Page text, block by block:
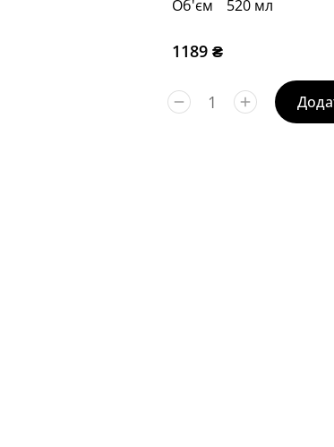
Об'єм 520 мл
1189 ₴